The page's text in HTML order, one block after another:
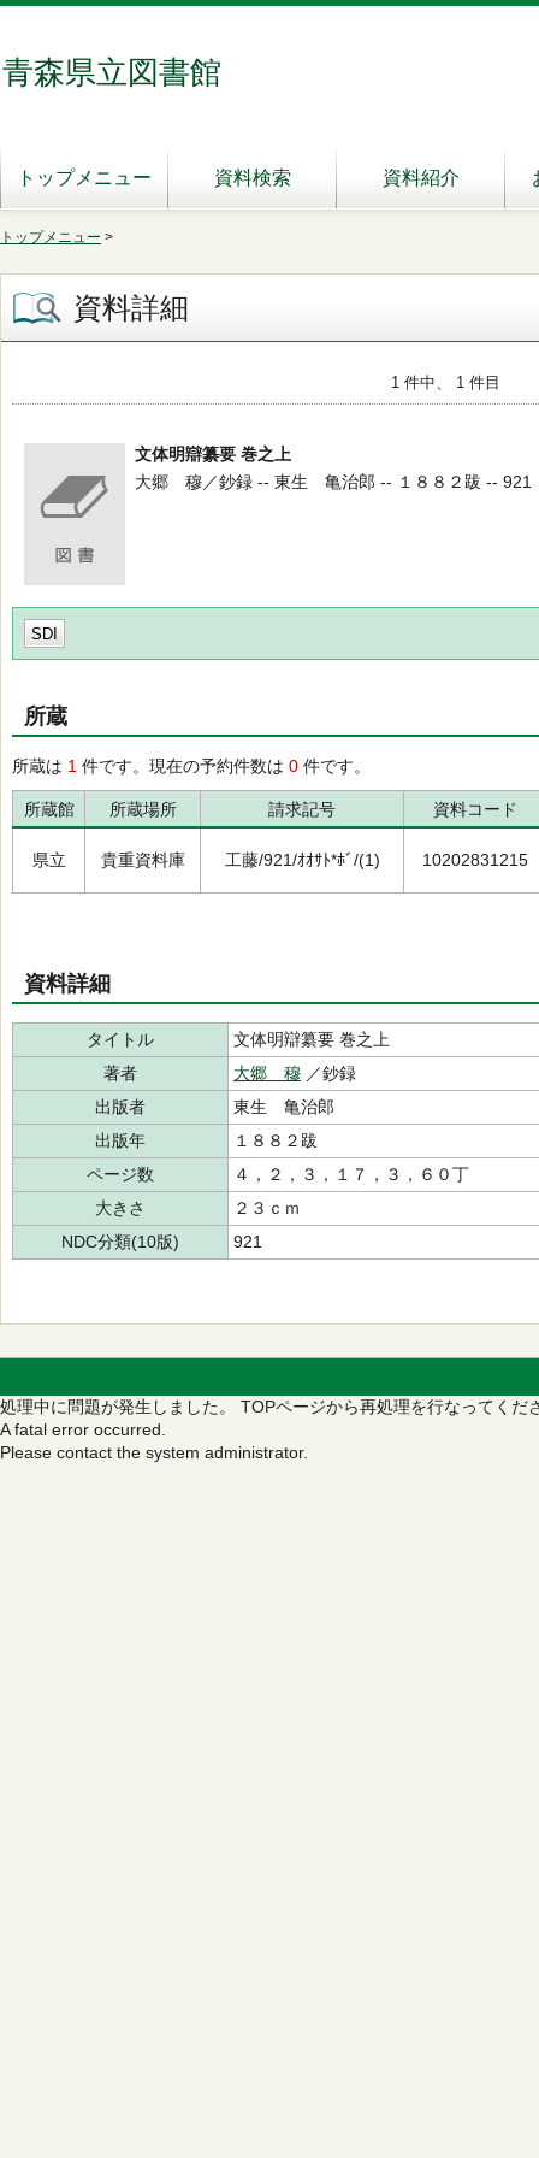
青森県立図書館
トップメニュー 資料検索 資料紹介
トップメニュー >
資料詳細
1 件中、 1 件目
文体明辯纂要 巻之上
大郷 穆／鈔録 -- 東生 亀治郎 -- １８８２跋 -- 921
SDI
所蔵
所蔵は 1 件です。現在の予約件数は 0 件です。
所蔵館 所蔵場所 請求記号 資料コード
県立 貴重資料庫 工藤/921/ｵｵｻﾄ*ﾎﾞ/(1) 10202831215
資料詳細
タイトル
文体明辯纂要 巻之上
著者
大郷 穆 ／鈔録
出版者
東生 亀治郎
出版年
１８８２跋
ページ数
４，２，３，１７，３，６０丁
大きさ
２３ｃｍ
NDC分類(10版)
921
処理中に問題が発生しました。 TOPページから再処理を行なってくだ
A fatal error occurred.
Please contact the system administrator.